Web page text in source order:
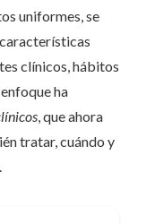
uniformes, se
clínicos, hábitos
ha
, que ahora
tratar, cuándo y